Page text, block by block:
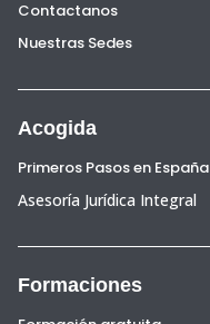
Contactanos
Nuestras Sedes
Acogida
Primeros Pasos en España
Asesoría Jurídica Integral
Formaciones